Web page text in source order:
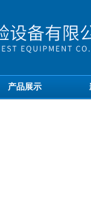
产品展示